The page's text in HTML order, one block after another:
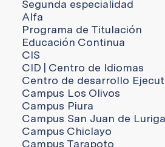
Segunda especialidad
Alfa
Programa de Titulación
Educación Continua
CIS
CID | Centro de Idiomas
Centro de desarrollo
Campus Los Olivos
Campus Piura
Campus San Juan de
Campus Chiclayo
Campus Tarapoto